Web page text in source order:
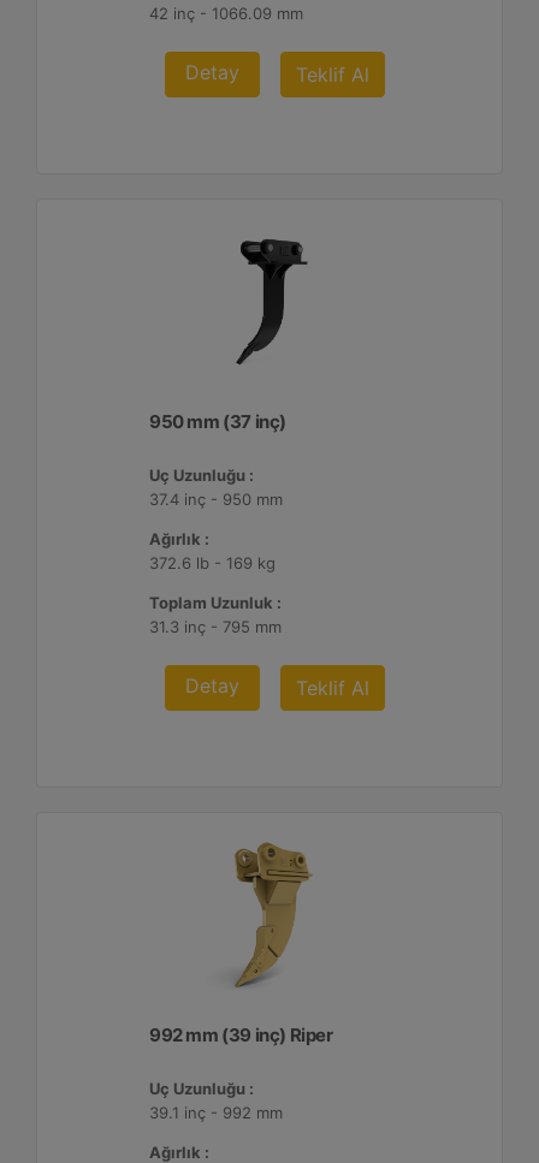
42 inç - 1066.09 mm
Detay Teklif Al
950 mm (37 inç)
Uç Uzunluğu :
37.4 inç - 950 mm
Ağırlık :
372.6 lb - 169 kg
Toplam Uzunluk :
31.3 inç - 795 mm
Detay Teklif Al
992 mm (39 inç) Riper
Uç Uzunluğu :
39.1 inç - 992 mm
Ağırlık :